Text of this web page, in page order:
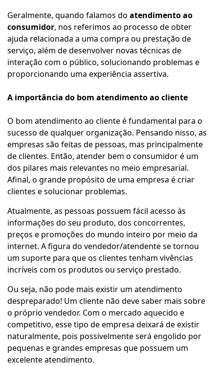
Geralmente, quando falamos do atendimento ao
consumidor, nos referimos ao processo de obter
ajuda relacionada a uma compra ou prestação de
serviço, além de desenvolver novas técnicas de
interação com o público, solucionando problemas e
proporcionando uma experiência assertiva.
A importância do bom atendimento ao cliente
O bom atendimento ao cliente é fundamental para o
sucesso de qualquer organização. Pensando nisso, as
empresas são feitas de pessoas, mas principalmente
de clientes. Então, atender bem o consumidor é um
dos pilares mais relevantes no meio empresarial.
Afinal, o grande propósito de uma empresa é criar
clientes e solucionar problemas.
Atualmente, as pessoas possuem fácil acesso às
informações do seu produto, dos concorrentes,
preços e promoções do mundo inteiro por meio da
internet. A figura do vendedor/atendente se tornou
um suporte para que os clientes tenham vivências
incríveis com os produtos ou serviço prestado.
Ou seja, não pode mais existir um atendimento
despreparado! Um cliente não deve saber mais sobre
o próprio vendedor. Com o mercado aquecido e
competitivo, esse tipo de empresa deixará de existir
naturalmente, pois possivelmente será engolido por
pequenas e grandes empresas que possuem um
excelente atendimento.